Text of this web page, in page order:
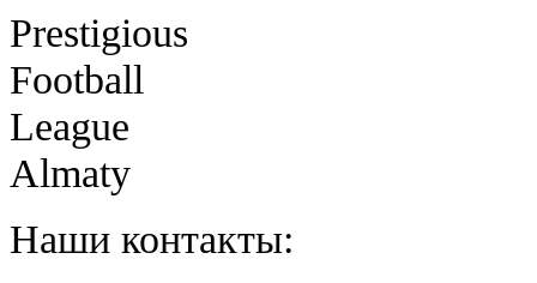
Prestigious
Football
League
Almaty
Наши контакты: